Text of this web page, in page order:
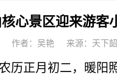
心景区迎来游客
作者：吴艳 来源：天下
正月初二，暖阳照